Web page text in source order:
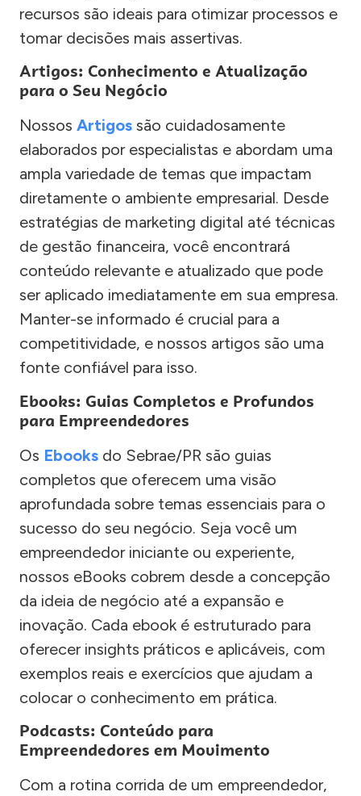
recursos são ideais para otimizar processos e
tomar decisões mais assertivas.
Artigos: Conhecimento e Atualização
para o Seu Negócio
Nossos Artigos são cuidadosamente
elaborados por especialistas e abordam uma
ampla variedade de temas que impactam
diretamente o ambiente empresarial. Desde
estratégias de marketing digital até técnicas
de gestão financeira, você encontrará
conteúdo relevante e atualizado que pode
ser aplicado imediatamente em sua empresa.
Manter-se informado é crucial para a
competitividade, e nossos artigos são uma
fonte confiável para isso.
Ebooks: Guias Completos e Profundos
para Empreendedores
Os Ebooks do Sebrae/PR são guias
completos que oferecem uma visão
aprofundada sobre temas essenciais para o
sucesso do seu negócio. Seja você um
empreendedor iniciante ou experiente,
nossos eBooks cobrem desde a concepção
da ideia de negócio até a expansão e
inovação. Cada ebook é estruturado para
oferecer insights práticos e aplicáveis, com
exemplos reais e exercícios que ajudam a
colocar o conhecimento em prática.
Podcasts: Conteúdo para
Empreendedores em Movimento
Com a rotina corrida de um empreendedor,